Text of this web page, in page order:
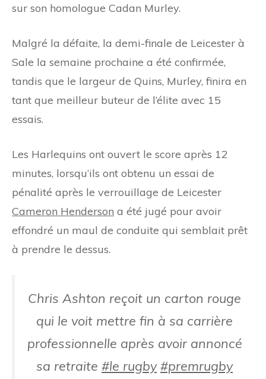
sur son homologue Cadan Murley.
Malgré la défaite, la demi-finale de Leicester à
Sale la semaine prochaine a été confirmée,
tandis que le largeur de Quins, Murley, finira en
tant que meilleur buteur de l’élite avec 15
essais.
Les Harlequins ont ouvert le score après 12
minutes, lorsqu’ils ont obtenu un essai de
pénalité après le verrouillage de Leicester
Cameron Henderson a été jugé pour avoir
effondré un maul de conduite qui semblait prêt
à prendre le dessus.
Chris Ashton reçoit un carton rouge
qui le voit mettre fin à sa carrière
professionnelle après avoir annoncé
sa retraite #le rugby #premrugby